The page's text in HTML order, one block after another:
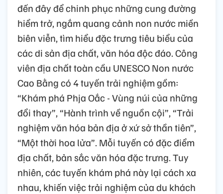
đến đây để chinh phục những cung đường
hiểm trở, ngắm quang cảnh non nước miền
biên viễn, tìm hiểu đặc trưng tiêu biểu của
các di sản địa chất, văn hóa độc đáo. Công
viên địa chất toàn cầu UNESCO Non nước
Cao Bằng có 4 tuyến trải nghiệm gồm:
“Khám phá Phja Oắc - Vùng núi của những
đổi thay”, “Hành trình về nguồn cội”, “Trải
nghiệm văn hóa bản địa ở xứ sở thần tiên”,
“Một thời hoa lửa”. Mỗi tuyến có đặc điểm
địa chất, bản sắc văn hóa đặc trưng. Tuy
nhiên, các tuyến khám phá này lại cách xa
nhau, khiến việc trải nghiệm của du khách